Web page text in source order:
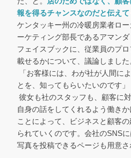
報を得るチャンスなのだと伝え
ケンタッキー州の冷暖房業者ロ
ーケティング部長であるアマン
フェイスブックに、従業員のプ
載せるかについて、議論しました
「お客様には、わが社が人間に
とを、知ってもらいたいのです」
彼女も社のスタッフも、顧客に
自身の話をしてくれるよう働き
ことによって、ビジネスと顧客
られていくのです。会社のSNS
写真を投稿できるページも用意さ